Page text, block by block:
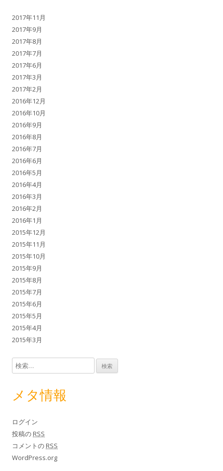
2017年11月
2017年9月
2017年8月
2017年7月
2017年6月
2017年3月
2017年2月
2016年12月
2016年10月
2016年9月
2016年8月
2016年7月
2016年6月
2016年5月
2016年4月
2016年3月
2016年2月
2016年1月
2015年12月
2015年11月
2015年10月
2015年9月
2015年8月
2015年7月
2015年6月
2015年5月
2015年4月
2015年3月
検索:
メタ情報
ログイン
投稿のRSS
コメントのRSS
WordPress.org